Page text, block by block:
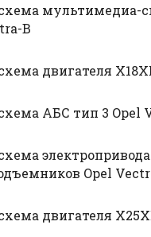
мультимедиа-
B
двигателя
АБС тип 3 Opel
электропривода
Opel
двигателя